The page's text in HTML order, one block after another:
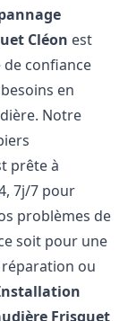
Cléon est
confiance
en
Notre
prête à
7j/7 pour
problèmes de
soit pour une
ou
Frisquet